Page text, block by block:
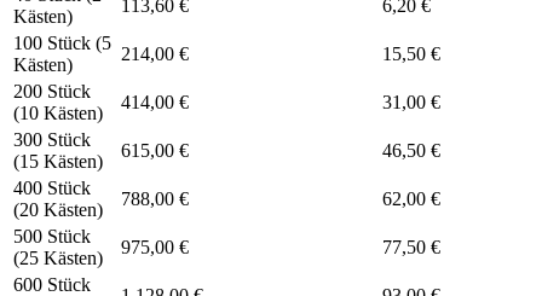
Kästen)
113,60 €
6,20 €
100 Stück (5
Kästen)
214,00 €
15,50 €
200 Stück
(10 Kästen)
414,00 €
31,00 €
300 Stück
(15 Kästen)
615,00 €
46,50 €
400 Stück
(20 Kästen)
788,00 €
62,00 €
500 Stück
(25 Kästen)
975,00 €
77,50 €
600 Stück